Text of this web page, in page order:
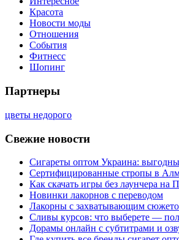
Красота
Новости моды
Отношения
События
Фитнесс
Шопинг
Партнеры
цветы недорого
Свежие новости
Сигареты оптом Украина:
Сертифицированные стропы в
Как скачать игры без лаунчера на
Новинки лакорнов с переводом
Лакорны с захватывающим
Сливы курсов: что выберете —
Дорамы онлайн с субтитрами и